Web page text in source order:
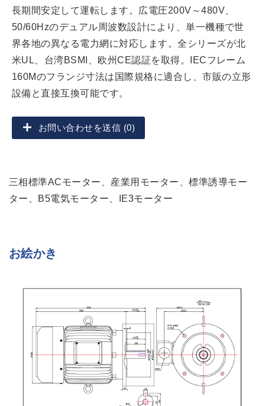
長期間安定して運転します。広電圧200V～480V、
50/60Hzのデュアル周波数設計により、単一機種で世
界各地の異なる電力網に対応します。全シリーズが北
米UL、台湾BSMI、欧州CE認証を取得。IECフレーム
160Mのフランジ寸法は国際規格に適合し、市販の立形
設備と直接互換可能です。
お問い合わせを送信 (0)
三相標準ACモーター、産業用モーター、標準誘導モー
ター、B5電気モーター、IE3モーター
お絵かき